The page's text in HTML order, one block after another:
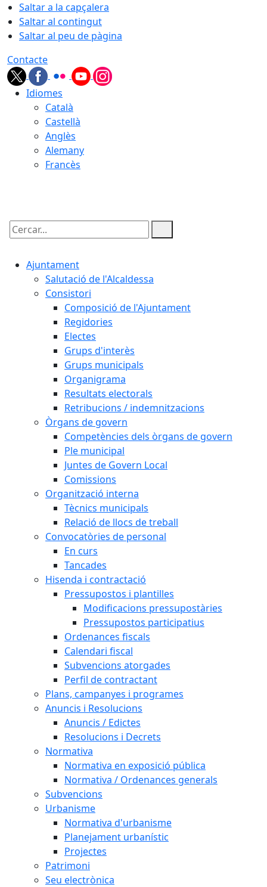
Saltar a la capçalera
Saltar al contingut
Saltar al peu de pàgina
Contacte
Idiomes
Català
Castellà
Anglès
Alemany
Francès
Cercar:
Ajuntament
Salutació de l'Alcaldessa
Consistori
Composició de l'Ajuntament
Regidories
Electes
Grups d'interès
Grups municipals
Organigrama
Resultats electorals
Retribucions / indemnitzacions
Òrgans de govern
Competències dels òrgans de govern
Ple municipal
Juntes de Govern Local
Comissions
Organització interna
Tècnics municipals
Relació de llocs de treball
Convocatòries de personal
En curs
Tancades
Hisenda i contractació
Pressupostos i plantilles
Modificacions pressupostàries
Pressupostos participatius
Ordenances fiscals
Calendari fiscal
Subvencions atorgades
Perfil de contractant
Plans, campanyes i programes
Anuncis i Resolucions
Anuncis / Edictes
Resolucions i Decrets
Normativa
Normativa en exposició pública
Normativa / Ordenances generals
Subvencions
Urbanisme
Normativa d'urbanisme
Planejament urbanístic
Projectes
Patrimoni
Seu electrònica